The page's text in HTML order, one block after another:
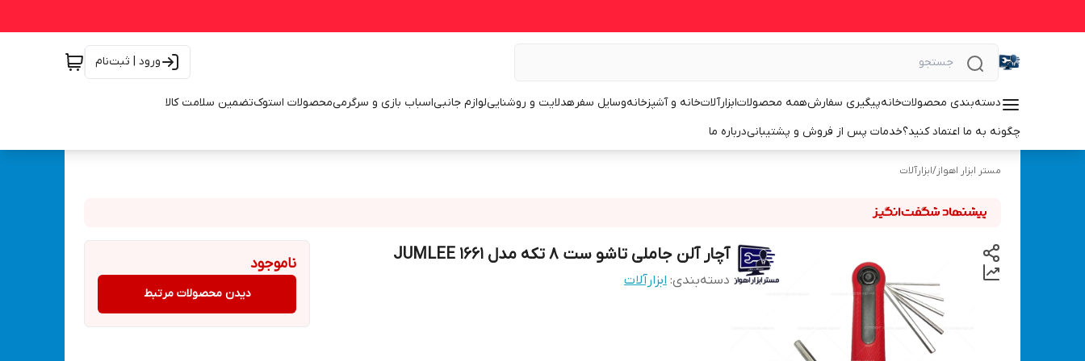
ورود | ثبت‌نام
دسته‌بندی محصولاتخانهپیگیری سفارشهمه محصولاتابزارآلاتخانه و آشپزخانهوسایل سفرهدلایت و روشناییلوازم جانبیاسباب بازی و سرگرمیمحصولات استوکتضمین سلامت کالا
چگونه به ما اعتماد کنید؟خدمات پس از فروش و پشتیبانیدرباره ما
مستر ابزار اهواز/ابزارآلات
آچار آلن جاملی تاشو ست 8 تکه مدل JUMLEE 1661
دسته‌بندی: ابزارآلات
ناموجود
دیدن محصولات مرتبط